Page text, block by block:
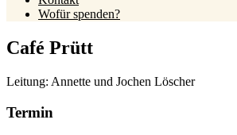
Wofür spenden?
Café Prütt
Leitung: Annette und Jochen Löscher
Termin